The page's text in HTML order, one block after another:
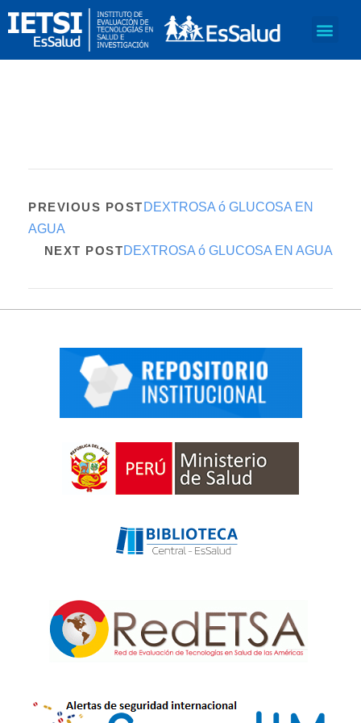
PREVIOUS POST DEXTROSA ó GLUCOSA EN
AGUA
NEXT POSTDEXTROSA ó GLUCOSA EN AGUA